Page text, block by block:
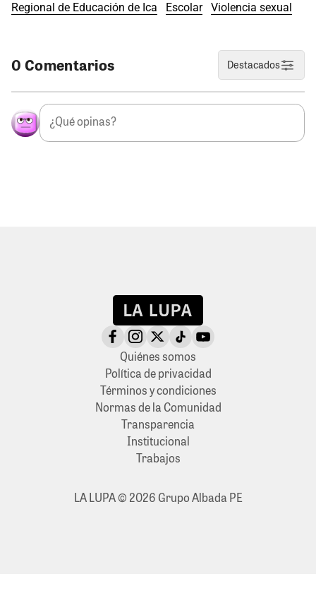
Regional de Educación de Ica
Escolar Violencia sexual
0 Comentarios Destacados
Quiénes somos
Política de privacidad
Términos y condiciones
Normas de la Comunidad
Transparencia
Institucional
Trabajos
LA LUPA © 2026 Grupo Albada PE